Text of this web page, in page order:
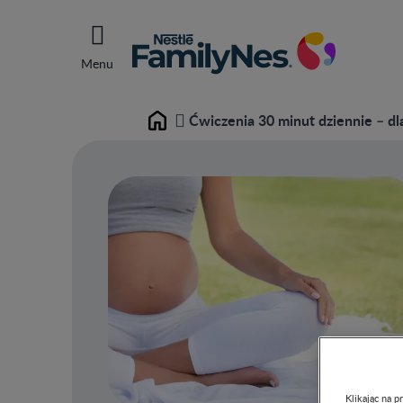
Menu
Home Ćwiczenia 30 minut dziennie –
Klikając na